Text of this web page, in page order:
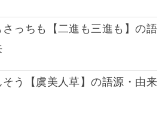
っちも【二進も三進も】の語
そう【虞美人草】の語源・由来